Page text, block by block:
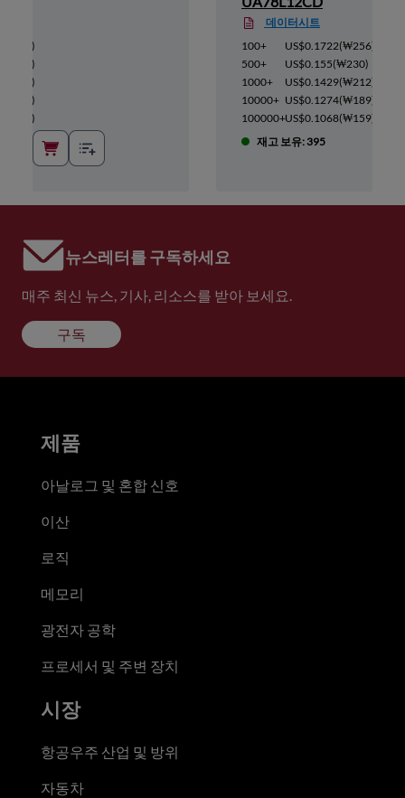
)
)
)
)
)
데이터시트
100+
US$0.1722(₩256)
500+
US$0.155(₩230)
1000+
US$0.1429(₩212)
10000+ US$0.1274(₩189)
100000+US$0.1068(₩159)
재고 보유: 395
뉴스레터를 구독하세요
매주 최신 뉴스, 기사, 리소스를 받아 보세요.
구독
제품
아날로그 및 혼합 신호
이산
로직
메모리
광전자 공학
프로세서 및 주변 장치
시장
항공우주 산업 및 방위
자동차